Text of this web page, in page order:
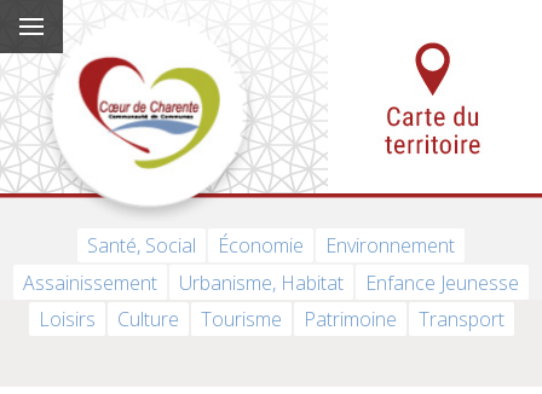
Santé, Social Économie
Environnement
Assainissement
Urbanisme, Habitat
Enfance Jeunesse
Loisirs
Culture Tourisme Patrimoine Transport